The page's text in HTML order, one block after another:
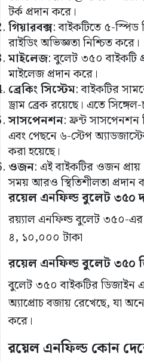
টর্ক প্রদান করে।
গিয়ারবক্স: বাইকটিতে ৫-স্পিড
রাইডিং অভিজ্ঞতা নিশ্চিত করে।
মাইলেজ: বুলেট ৩৫০ বাইকটি
মাইলেজ প্রদান করে।
ব্রেকিংসিস্টেম: বাইকটির
ড্রাম ব্রেক রয়েছে। এতে
সাসপেনশন: ফ্রন্ট সাসপেনশন
এবং পেছনে ৬-স্টেপ
করা হয়েছে।
ওজন: এই বাইকটির ওজন
সময় আরও স্থিতিশীলতা প্রদান
রয়েল এনফিল্ড বুলেট ৩৫০
রয়্যাল এনফিল্ড বুলেট ৩৫০-
৪, ১০,০০০ টাকা​
রয়েল এনফিল্ড বুলেট ৩৫০
বুলেট ৩৫০ বাইকটির ডিজাইন
অ্যাপ্রোচ বজায় রেখেছে, যা
করে।
রয়েল এনফিল্ড কোন